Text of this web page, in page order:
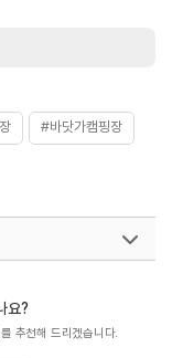
#바닷가캠핑장
요?
추천해 드리겠습니다.